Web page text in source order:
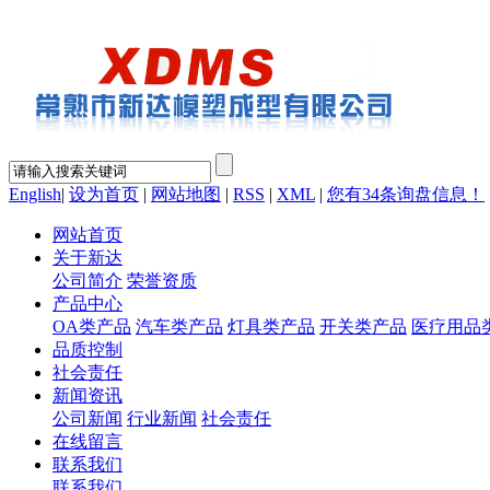
English| 设为首页 | 网站地图 | RSS | XML | 您有34条询盘信息！
网站首页
关于新达
公司简介 荣誉资质
产品中心
OA类产品 汽车类产品 灯具类产品 开关类产品 医疗用品
品质控制
社会责任
新闻资讯
公司新闻 行业新闻 社会责任
在线留言
联系我们